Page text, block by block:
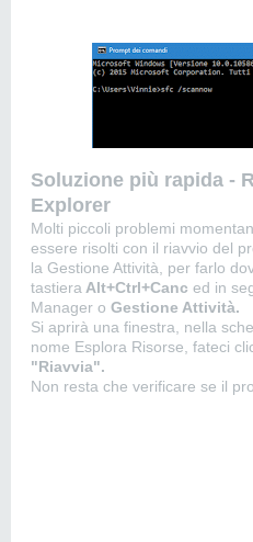
Soluzione più rapida -
Explorer
Molti piccoli problemi
essere risolti con il riavvio del
la Gestione Attività, per farlo
tastieraAlt+Ctrl+Canc ed in
Manager o Gestione Attività.
Si aprirà una finestra, nella
nome Esplora Risorse, fateci
"Riavvia".
Non resta che verificare se il